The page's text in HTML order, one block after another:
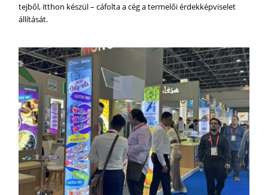
tejből, itthon készül – cáfolta a cég a termelői érdekképviselet
állítását.